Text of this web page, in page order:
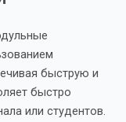
быструю и
быстро
или студентов.